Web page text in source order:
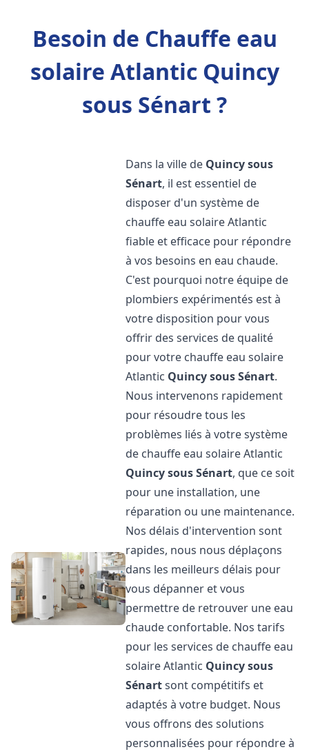
Besoin de Chauffe eau
solaire Atlantic Quincy
sous Sénart ?
Dans la ville de Quincy sous
Sénart, il est essentiel de
disposer d'un système de
chauffe eau solaire Atlantic
fiable et efficace pour répondre
à vos besoins en eau chaude.
C'est pourquoi notre équipe de
plombiers expérimentés est à
votre disposition pour vous
offrir des services de qualité
pour votre chauffe eau solaire
Atlantic Quincy sous Sénart.
Nous intervenons rapidement
pour résoudre tous les
problèmes liés à votre système
de chauffe eau solaire Atlantic
Quincy sous Sénart, que ce soit
pour une installation, une
réparation ou une maintenance.
Nos délais d'intervention sont
rapides, nous nous déplaçons
dans les meilleurs délais pour
vous dépanner et vous
permettre de retrouver une eau
chaude confortable. Nos tarifs
pour les services de chauffe eau
solaire Atlantic Quincy sous
Sénartsont compétitifs et
adaptés à votre budget. Nous
vous offrons des solutions
personnalisées pour répondre à